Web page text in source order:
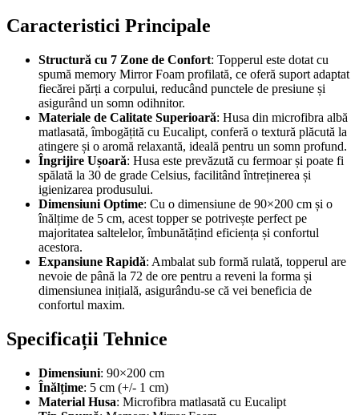
Caracteristici Principale
Structură cu 7 Zone de Confort: Topperul este dotat cu
spumă memory Mirror Foam profilată, ce oferă suport adaptat
fiecărei părți a corpului, reducând punctele de presiune și
asigurând un somn odihnitor.
Materiale de Calitate Superioară: Husa din microfibra albă
matlasată, îmbogățită cu Eucalipt, conferă o textură plăcută la
atingere și o aromă relaxantă, ideală pentru un somn profund.
Îngrijire Ușoară: Husa este prevăzută cu fermoar și poate fi
spălată la 30 de grade Celsius, facilitând întreținerea și
igienizarea produsului.
Dimensiuni Optime: Cu o dimensiune de 90×200 cm și o
înălțime de 5 cm, acest topper se potrivește perfect pe
majoritatea saltelelor, îmbunătățind eficiența și confortul
acestora.
Expansiune Rapidă: Ambalat sub formă rulată, topperul are
nevoie de până la 72 de ore pentru a reveni la forma și
dimensiunea inițială, asigurându-se că vei beneficia de
confortul maxim.
Specificații Tehnice
Dimensiuni: 90×200 cm
Înălțime: 5 cm (+/- 1 cm)
Material Husa: Microfibra matlasată cu Eucalipt